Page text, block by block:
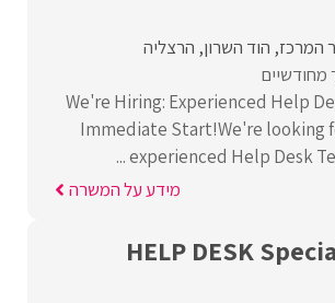
המרכז הוד השרון הרצליה
מחודשיים
We're Hiring: Experienced Help
Immediate Start!We're looking
experienced Help Desk
מידע על המשרה
HELP DESK